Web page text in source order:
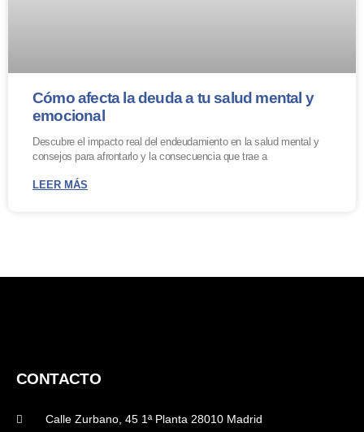
Cómo afecta la deuda a tu salud mental y
emocional
Descubre el impacto real del endeudamiento en la salud mental y
consejos para afrontarlo y la consecuencia que trae a
LEER MÁS
CONTACTO
Calle Zurbano, 45 1ª Planta 28010 Madrid